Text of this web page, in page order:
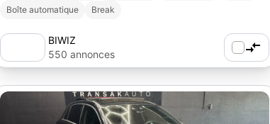
Boîte automatique
Break
BIWIZ
550 annonces